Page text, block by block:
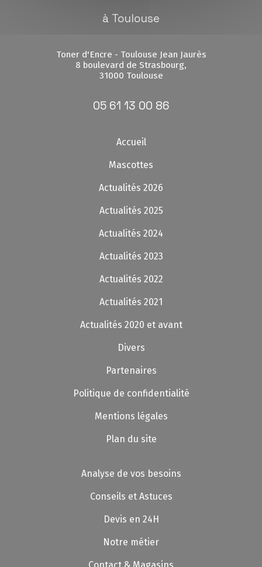
à Toulouse
Toner d'Encre - Toulouse Jean Jaurès
8 boulevard de Strasbourg,
31000 Toulouse
05 61 13 00 86
Accueil
Mascottes
Actualités 2026
Actualités 2025
Actualités 2024
Actualités 2023
Actualités 2022
Actualités 2021
Actualités 2020 et avant
Divers
Partenaires
Politique de confidentialité
Mentions légales
Plan du site
Analyse de vos besoins
Conseils et Astuces
Devis en 24H
Notre métier
Contact & Magasins